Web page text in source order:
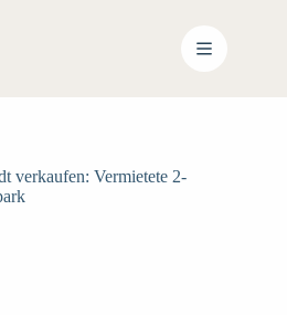
verkaufen: Vermietete 2-